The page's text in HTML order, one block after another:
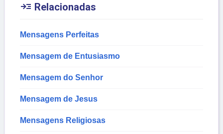
 Relacionadas
Mensagens Perfeitas
Mensagem de Entusiasmo
Mensagem do Senhor
Mensagem de Jesus
Mensagens Religiosas